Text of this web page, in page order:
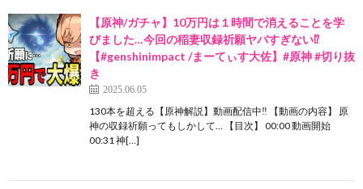
【原神/ガチャ】10万円は１時間で消えることを学
びました…今回の稲妻収録祈願ヤバすぎない⁉
【#genshinimpact /まーてぃす大佐】#原神 #切り抜
き
2025.06.05
130本を超える【原神解説】動画配信中‼ 【動画の内容】 原
神の収録祈願ってもしかして… 【目次】 00:00 動画開始
00:31 神[…]